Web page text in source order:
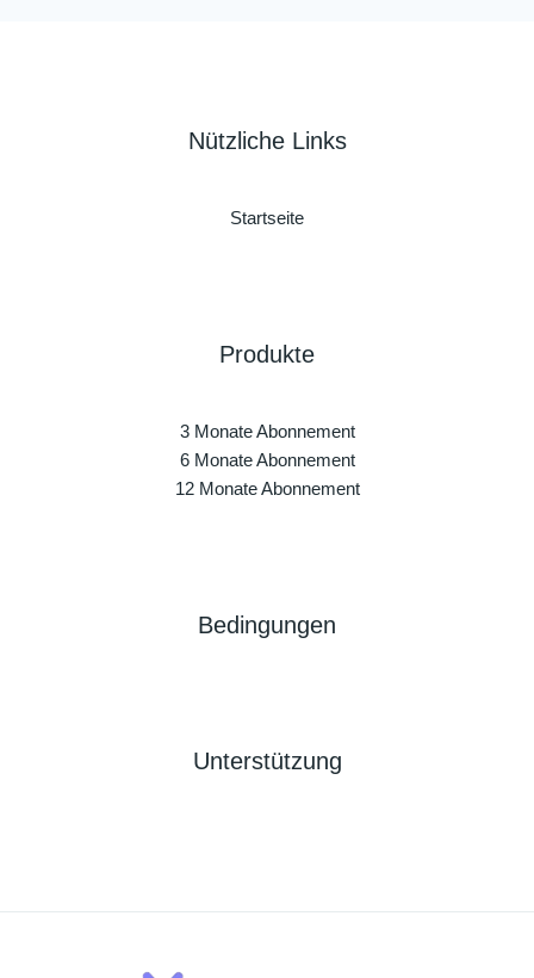
Nützliche Links
Startseite
Produkte
3 Monate Abonnement
6 Monate Abonnement
12 Monate Abonnement
Bedingungen
Unterstützung